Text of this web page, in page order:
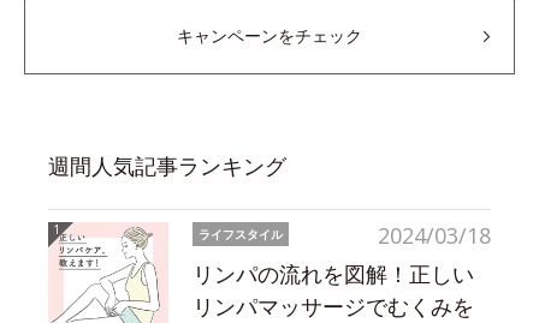
キャンペーンをチェック
週間人気記事ランキング
2024/03/18
ライフスタイル
リンパの流れを図解！正しい
リンパマッサージでむくみを